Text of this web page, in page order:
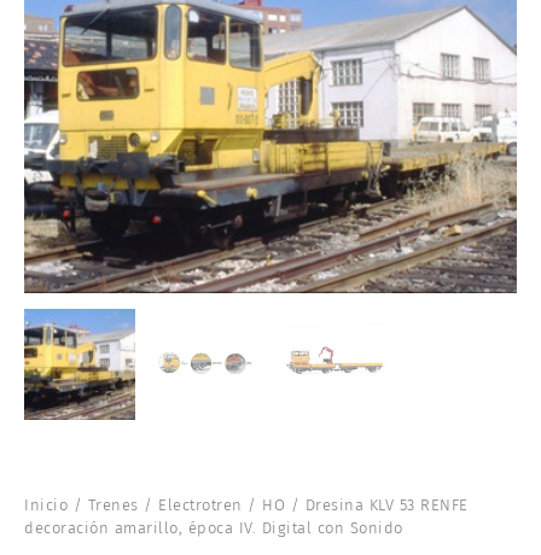
Inicio / Trenes / Electrotren / HO / Dresina KLV 53 RENFE
decoración amarillo, época IV. Digital con Sonido